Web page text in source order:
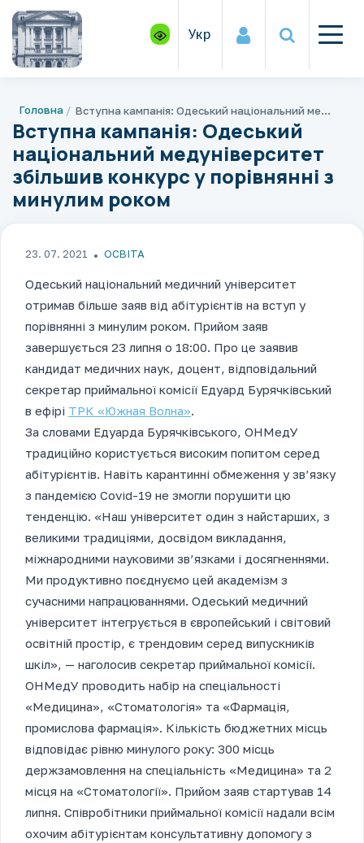
Укр
Головна Вступна кампанія: Одеський національний медуніверситет збільшив конкурс у порівнянні з минулим роком
Вступна кампанія: Одеський
національний медуніверситет
збільшив конкурс у порівнянні з
минулим роком
23. 07. 2021 ОСВІТА
Одеський національний медичний університет
отримав більше заяв від абітурієнтів на вступ у
порівнянні з минулим роком. Прийом заяв
завершується 23 липня о 18:00. Про це заявив
кандидат медичних наук, доцент, відповідальний
секретар приймальної комісії Едуард Бурячківський
в ефірі ТРК «Южная Волна».
За словами Едуарда Бурячківського, ОНМедУ
традиційно користується високим попитом серед
абітурієнтів. Навіть карантинні обмеження у зв’язку
з пандемією Covid-19 не змогли порушити цю
тенденцію. «Наш університет один з найстарших, з
великими традиціями, досвідом викладання,
міжнародними науковими зв’язками і досягненнями.
Ми продуктивно поєднуємо цей академізм з
сучасними напрацюваннями. Одеський медичний
університет інтегрується в європейський і світовий
освітній простір, є трендовим серед випускників
шкіл», — наголосив секретар приймальної комісії.
ОНМедУ проводить набір на спеціальності
«Медицина», «Стоматологія» та «Фармація,
промислова фармація». Кількість бюджетних місць
відповідає рівню минулого року: 300 місць
держзамовлення на спеціальність «Медицина» та 2
місця на «Стоматології». Прийом заяв стартував 14
липня. Співробітники приймальної комісії надали всім
охочим абітурієнтам консультативну допомогу з